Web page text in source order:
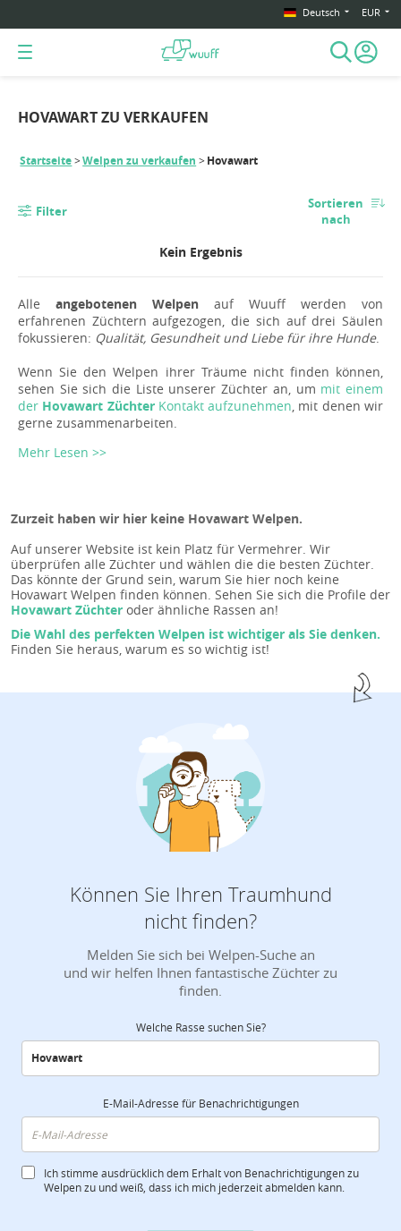
Deutsch EUR
HOVAWART ZU VERKAUFEN
Startseite Welpen zu verkaufen Hovawart
Filter
Sortieren
nach
Kein Ergebnis
Alle angebotenen Welpen auf Wuuff werden von
erfahrenen Züchtern aufgezogen, die sich auf drei Säulen
fokussieren: Qualität, Gesundheit und Liebe für ihre Hunde.
Wenn Sie den Welpen ihrer Träume nicht finden können,
sehen Sie sich die Liste unserer Züchter an, um mit einem
der Hovawart ZüchterKontakt aufzunehmen, mit denen wir
gerne zusammenarbeiten.
Mehr Lesen >>
Zurzeit haben wir hier keine Hovawart Welpen.
Auf unserer Website ist kein Platz für Vermehrer. Wir
überprüfen alle Züchter und wählen die die besten Züchter.
Das könnte der Grund sein, warum Sie hier noch keine
Hovawart Welpen finden können. Sehen Sie sich die Profile der
Hovawart Züchter oder ähnliche Rassen an!
Die Wahl des perfekten Welpen ist wichtiger als Sie denken.
Finden Sie heraus, warum es so wichtig ist!
Können Sie Ihren Traumhund
nicht finden?
Melden Sie sich bei Welpen-Suche an
und wir helfen Ihnen fantastische Züchter zu
finden.
Welche Rasse suchen Sie?
E-Mail-Adresse für Benachrichtigungen
Ich stimme ausdrücklich dem Erhalt von Benachrichtigungen zu
Welpen zu und weiß, dass ich mich jederzeit abmelden kann.